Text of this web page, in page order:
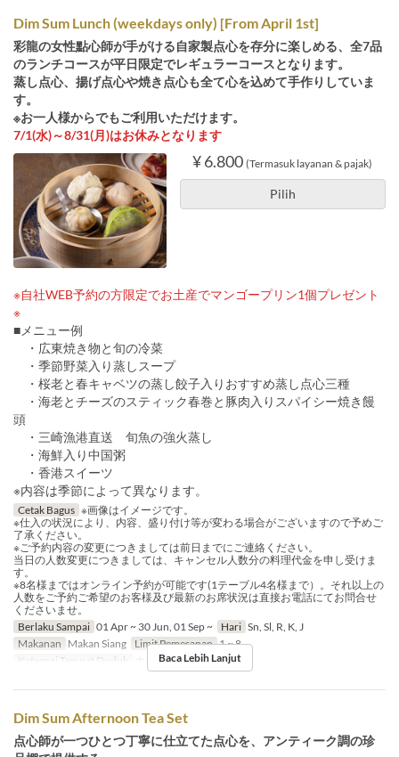
Dim Sum Lunch (weekdays only) [From April 1st]
彩龍の女性點心師が手がける自家製点心を存分に楽しめる、全7品
のランチコースが平日限定でレギュラーコースとなります。
蒸し点心、揚げ点心や焼き点心も全て心を込めて手作りしていま
す。
※お一人様からでもご利用いただけます。
7/1(水)～8/31(月)はお休みとなります
¥ 6.800 (Termasuk layanan & pajak)
Pilih
※自社WEB予約の方限定でお土産でマンゴープリン1個プレゼント
※
■メニュー例
・広東焼き物と旬の冷菜
・季節野菜入り蒸しスープ
・桜老と春キャベツの蒸し餃子入りおすすめ蒸し点心三種
・海老とチーズのスティック春巻と豚肉入りスパイシー焼き饅
頭
・三崎漁港直送 旬魚の強火蒸し
・海鮮入り中国粥
・香港スイーツ
※内容は季節によって異なります。
Cetak Bagus ※画像はイメージです。
※仕入の状況により、内容、盛り付け等が変わる場合がございますので予めご
了承ください。
※ご予約内容の変更につきましては前日までにご連絡ください。
当日の人数変更につきましては、キャンセル人数分の料理代金を申し受けま
す。
※8名様まではオンライン予約が可能です(1テーブル4名様まで）。それ以上の
人数をご予約ご希望のお客様及び最新のお席状況は直接お電話にてお問合せ
くださいませ。
Berlaku Sampai 01 Apr ~ 30 Jun, 01 Sep ~ Hari Sn, Sl, R, K, J
Makanan Makan Siang Limit Pemesanan 1 ~ 8
Kategori Tempat Duduk
ホール席Baca Lebih Lanjut
Dim Sum Afternoon Tea Set
点心師が一つひとつ丁寧に仕立てた点心を、アンティーク調の珍